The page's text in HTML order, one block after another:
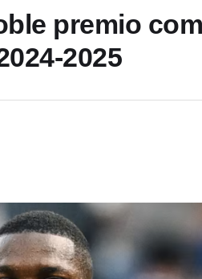
premio
2025